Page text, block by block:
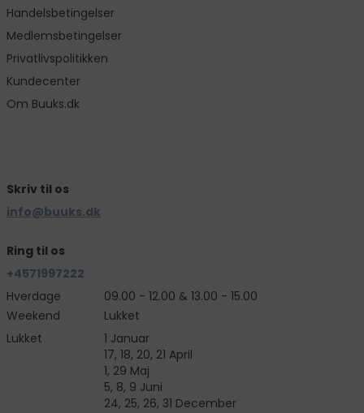
Handelsbetingelser
Medlemsbetingelser
Privatlivspolitikken
Kundecenter
Om Buuks.dk
Skriv til os
info@buuks.dk
Ring til os
+4571997222
Hverdage
09.00 - 12.00 & 13.00 - 15.00
Weekend
Lukket
Lukket
1 Januar
17, 18, 20, 21 April
1, 29 Maj
5, 8, 9 Juni
24, 25, 26, 31 December